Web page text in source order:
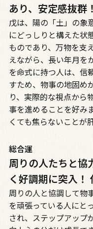
あり、安定感抜群！
戊は、陽の「土」の象
にどっしりと構えた状
ものであり、万物を支
えながら、長い年月を
を命式に持つ人は、信
すため、物事の地固め
り、実際的な視点から
事を進めることを好み
くても焦らないことが
総合運
周りの人たちと協
く好調期に突入！
周りの人と協調して物
を頑張っている人にと
され、ステップアップ